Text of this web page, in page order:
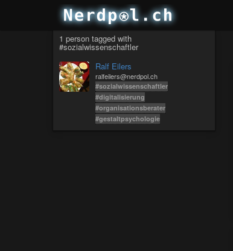
1 person tagged with
#sozialwissenschaftler
Ralf Eilers
ralfeilers@nerdpol.ch
#sozialwissenschaftler
#digitalisierung
#organisationsberater
#gestaltpsychologie